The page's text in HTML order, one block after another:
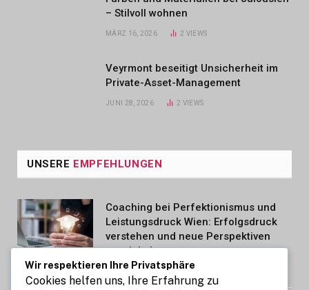
– Stilvoll wohnen
MÄRZ 16, 2026 2 VIEWS
Veyrmont beseitigt Unsicherheit im
Private-Asset-Management
JUNI 28, 2026 2 VIEWS
UNSERE EMPFEHLUNGEN
Coaching bei Perfektionismus und
Leistungsdruck Wien: Erfolgsdruck
verstehen und neue Perspektiven
entwickeln
AUGUST 9, 2026
Wir respektieren Ihre Privatsphäre
Cookies helfen uns, Ihre Erfahrung zu